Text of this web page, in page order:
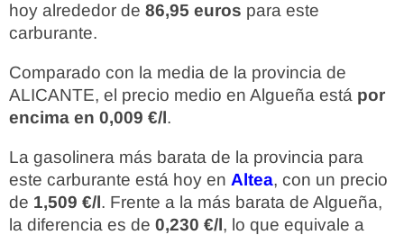
hoy alrededor de 86,95 euros para este
carburante.
Comparado con la media de la provincia de
ALICANTE, el precio medio en Algueña está por
encima en 0,009 €/l.
La gasolinera más barata de la provincia para
este carburante está hoy en Altea, con un precio
de 1,509 €/l. Frente a la más barata de Algueña,
la diferencia es de 0,230 €/l, lo que equivale a